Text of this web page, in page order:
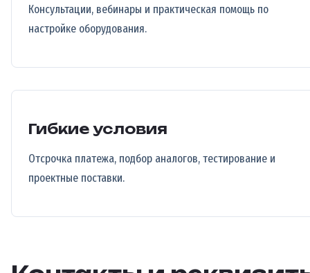
Консультации, вебинары и практическая помощь по
настройке оборудования.
Гибкие условия
Отсрочка платежа, подбор аналогов, тестирование и
проектные поставки.